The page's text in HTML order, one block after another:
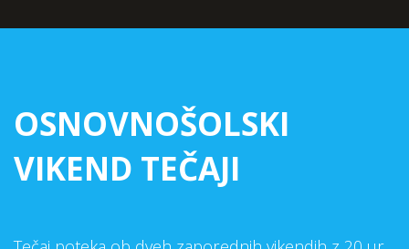
OSNOVNOŠOLSKI
VIKEND TEČAJI